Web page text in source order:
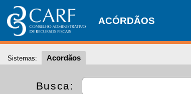
ACÓRDÃOS
Sistemas: Acordãos
Busca: